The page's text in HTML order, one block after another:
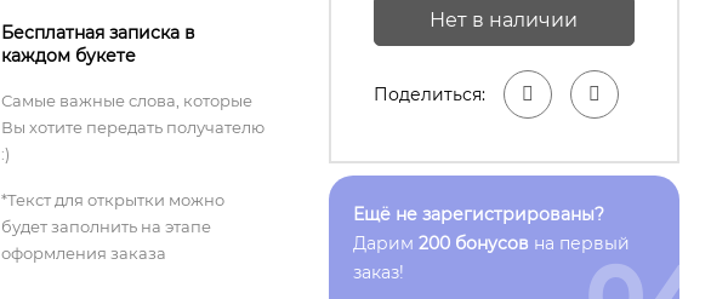
Бесплатная записка в
каждом букете
Самые важные слова, которые
Вы хотите передать получателю
:)
*Текст для открытки можно
будет заполнить на этапе
оформления заказа
Нет в наличии
Поделиться:
Ещё не зарегистрированы?
Дарим 200 бонусов на первый
заказ!